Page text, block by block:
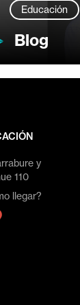
Educación
Blog
y
110
llegar?